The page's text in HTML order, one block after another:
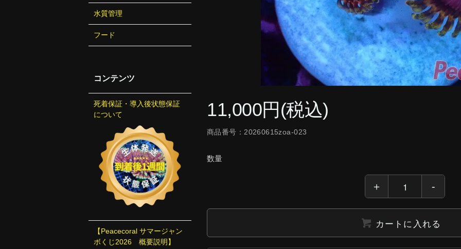
11,000円(税込)
商品番号：20260615zoa-023
数量
カートに入れる
水質管理
フード
コンテンツ
死着保証・導入後状態保証
について
【Peacecoral サマージャン
ボくじ2026 概要説明】